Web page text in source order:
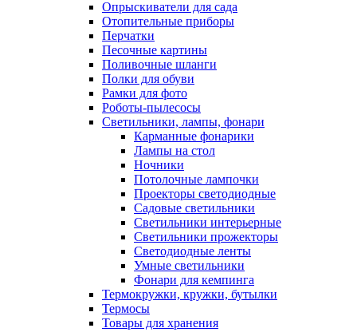
Опрыскиватели для сада
Отопительные приборы
Перчатки
Песочные картины
Поливочные шланги
Полки для обуви
Рамки для фото
Роботы-пылесосы
Светильники, лампы, фонари
Карманные фонарики
Лампы на стол
Ночники
Потолочные лампочки
Проекторы светодиодные
Садовые светильники
Светильники интерьерные
Светильники прожекторы
Светодиодные ленты
Умные светильники
Фонари для кемпинга
Термокружки, кружки, бутылки
Термосы
Товары для хранения